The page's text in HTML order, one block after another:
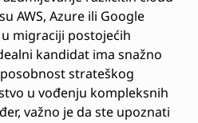
AWS, Azure ili Google
migraciji postojećih
kandidat ima snažno
strateškog
u vođenju kompleksnih
važno je da ste upoznati